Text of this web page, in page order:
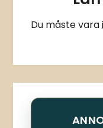
Du måste vara